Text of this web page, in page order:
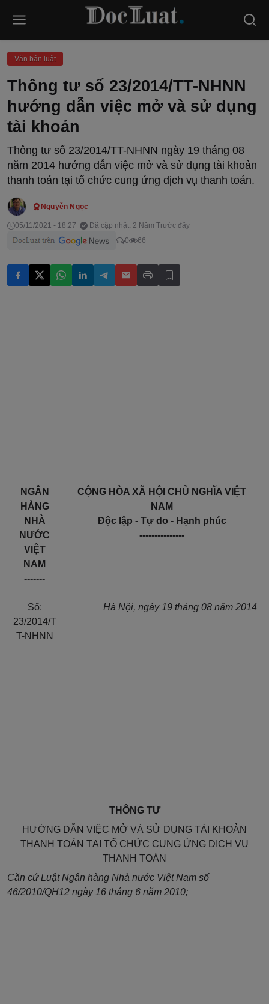
Văn bản luật
Thông tư số 23/2014/TT-NHNN
hướng dẫn việc mở và sử dụng
tài khoản
Thông tư số 23/2014/TT-NHNN ngày 19 tháng 08
năm 2014 hướng dẫn việc mở và sử dụng tài khoản
thanh toán tại tổ chức cung ứng dịch vụ thanh toán.
Nguyễn Ngọc
05/11/2021 - 18:27
Đã cập nhật: 2 Năm Trước đây
0
66
NGÂN
HÀNG
NHÀ
NƯỚC
VIỆT
NAM
-------
CỘNG HÒA XÃ HỘI CHỦ NGHĨA VIỆT
NAM
Độc lập - Tự do - Hạnh phúc
---------------
Số:
23/2014/T
T-NHNN
Hà Nội, ngày 19 tháng 08 năm 2014
THÔNG TƯ
HƯỚNG DẪN VIỆC MỞ VÀ SỬ DỤNG TÀI KHOẢN
THANH TOÁN TẠI TỔ CHỨC CUNG ỨNG DỊCH VỤ
THANH TOÁN
Căn cứ Luật Ngân hàng Nhà nước Việt Nam số
46/2010/QH12 ngày 16 tháng 6 năm 2010;